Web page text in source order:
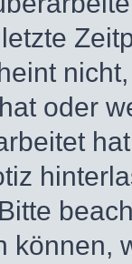
oder
können,